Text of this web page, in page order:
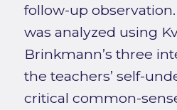
follow-up
was analyzed using
Brinkmann’s three
the teachers’ self-
critical common-